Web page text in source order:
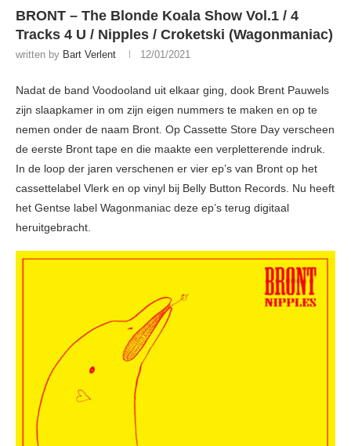
BRONT – The Blonde Koala Show Vol.1 / 4
Tracks 4 U / Nipples / Croketski (Wagonmaniac)
written by Bart Verlent 12/01/2021
Nadat de band Voodooland uit elkaar ging, dook Brent Pauwels
zijn slaapkamer in om zijn eigen nummers te maken en op te
nemen onder de naam Bront. Op Cassette Store Day verscheen
de eerste Bront tape en die maakte een verpletterende indruk.
In de loop der jaren verschenen er vier ep’s van Bront op het
cassettelabel Vlerk en op vinyl bij Belly Button Records. Nu heeft
het Gentse label Wagonmaniac deze ep’s terug digitaal
heruitgebracht.